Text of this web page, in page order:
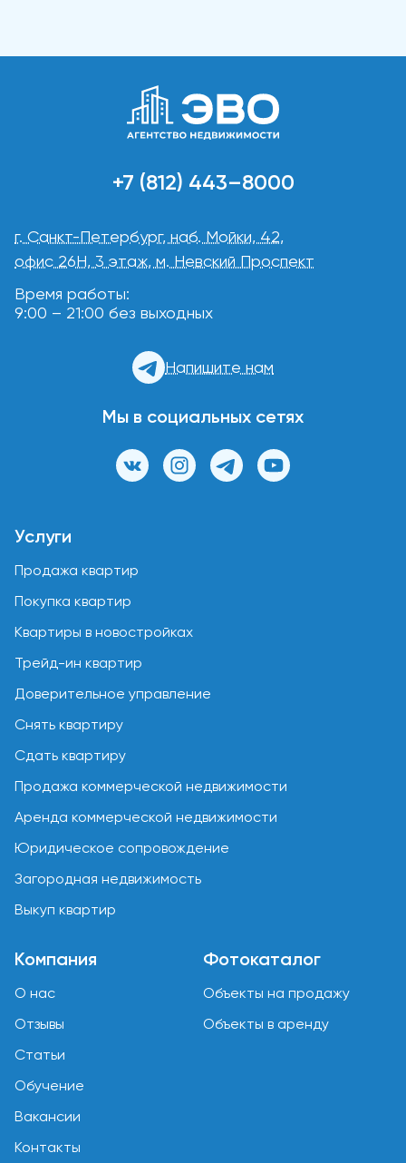
+7 (812) 443–8000
г. Санкт-Петербург, наб. Мойки, 42,
офис 26Н, 3 этаж, м. Невский Проспект
Время работы:
9:00 – 21:00 без выходных
Напишите нам
Мы в социальных сетях
Услуги
Продажа квартир
Покупка квартир
Квартиры в новостройках
Трейд-ин квартир
Доверительное управление
Снять квартиру
Сдать квартиру
Продажа коммерческой недвижимости
Аренда коммерческой недвижимости
Юридическое сопровождение
Загородная недвижимость
Выкуп квартир
Компания
О нас
Отзывы
Статьи
Обучение
Вакансии
Контакты
Фотокаталог
Объекты на продажу
Объекты в аренду